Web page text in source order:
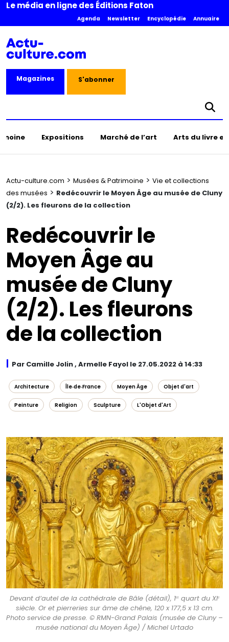
Le média en ligne des Éditions Faton
Agenda Newsletter Encyclopédie Annuaire
Magazines S'abonner
Expositions Marché de l’art Arts du livre
Actu-culture.com > Musées & Patrimoine > Vie et collections
des musées > Redécouvrir le Moyen Âge au musée de Cluny
(2/2). Les fleurons de la collection
Redécouvrir le
Moyen Âge au
musée de Cluny
(2/2). Les fleurons
de la collection
Par Camille Jolin , Armelle Fayol le 27.05.2022 à 14:33
Architecture Île‑de‑France Moyen Âge Objet d'art
Peinture Religion Sculpture L'Objet d'Art
Devant d’autel de la cathédrale de Bâle (détail), 1ᵉʳ quart du XIᵉ
siècle. Or et pierreries sur âme de chêne, 120 x 177,5 x 13 cm.
Photo service de presse. © RMN-Grand Palais (musée de Cluny –
musée national du Moyen Âge) / Michel Urtado